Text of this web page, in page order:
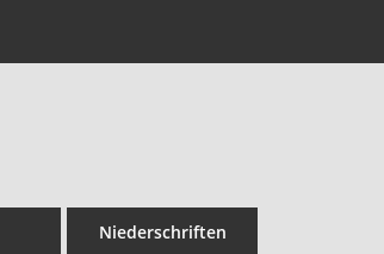
Niederschriften